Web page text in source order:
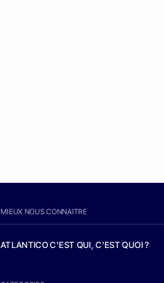
MIEUX NOUS CONNAITRE
ATLANTICO C'EST QUI, C'EST QUOI ?